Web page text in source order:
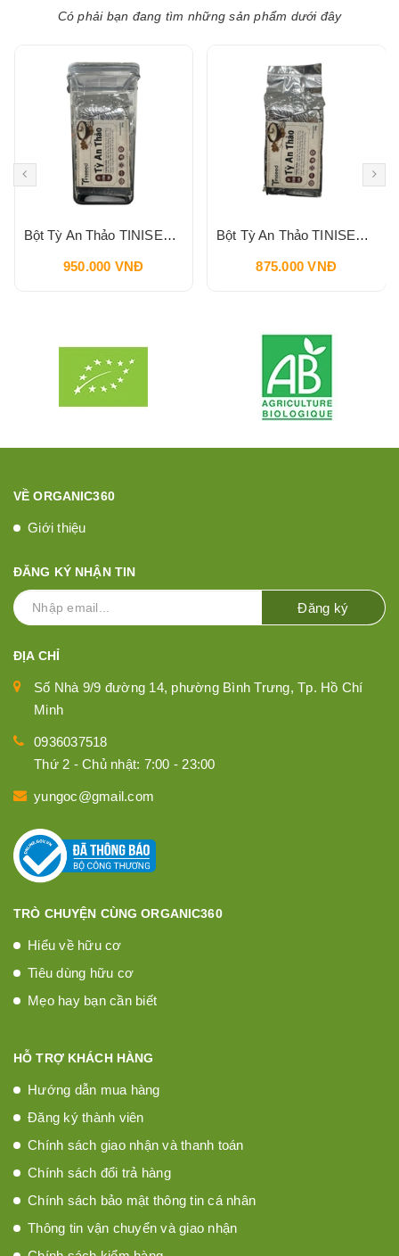
Có phải bạn đang tìm những sản phẩm dưới đây
Bột Tỳ An Thảo TINISEED Hộp 900g
950.000 VNĐ
Bột Tỳ An Thảo TINISEED Gói Refill 900g
875.000 VNĐ
VỀ ORGANIC360
Giới thiệu
ĐĂNG KÝ NHẬN TIN
Đăng ký
ĐỊA CHỈ
Số Nhà 9/9 đường 14, phường Bình Trưng, Tp. Hồ Chí
Minh
0936037518
Thứ 2 - Chủ nhật: 7:00 - 23:00
yungoc@gmail.com
TRÒ CHUYỆN CÙNG ORGANIC360
Hiểu về hữu cơ
Tiêu dùng hữu cơ
Mẹo hay bạn cần biết
HỖ TRỢ KHÁCH HÀNG
Hướng dẫn mua hàng
Đăng ký thành viên
Chính sách giao nhận và thanh toán
Chính sách đổi trả hàng
Chính sách bảo mật thông tin cá nhân
Thông tin vận chuyển và giao nhận